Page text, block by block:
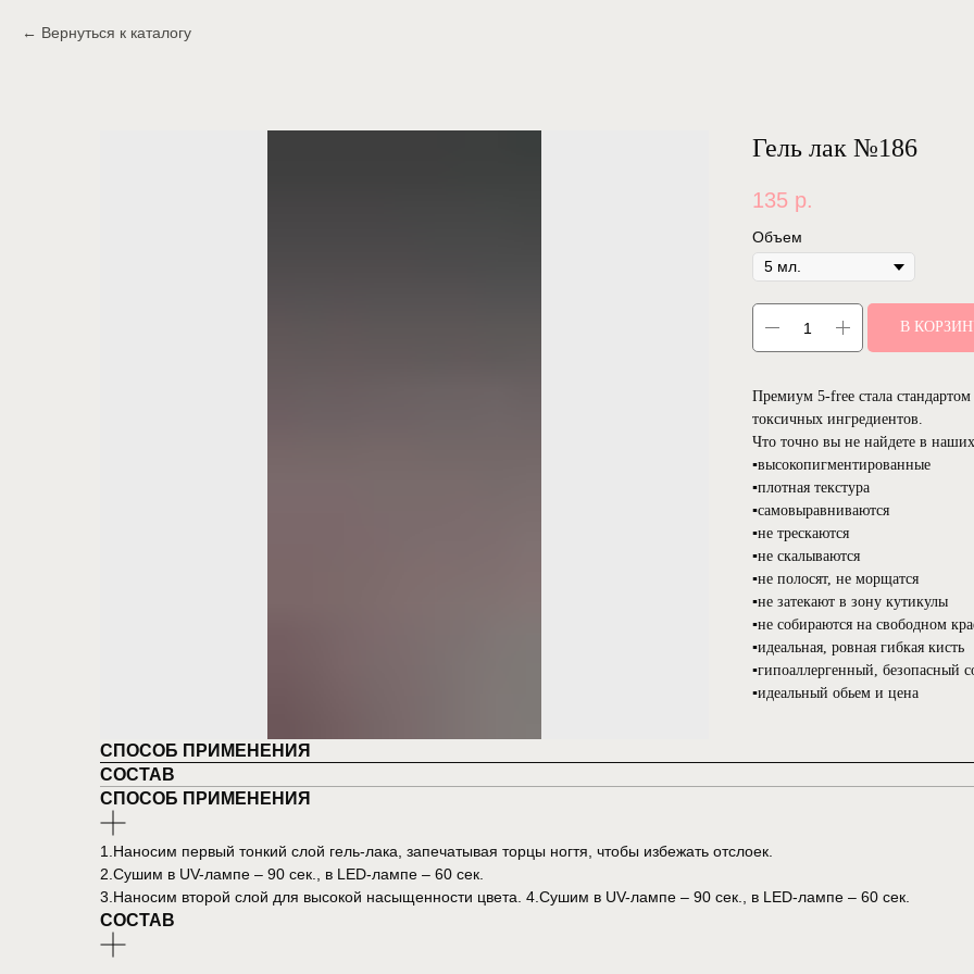
Вернуться к каталогу
Гель лак №186
135 р.
Объем
В
Премиум 5-free стала стандартом
токсичных ингредиентов.
Что точно вы не найдете в наших
▪️высокопигментированные
▪️плотная текстура
▪️самовыравниваются
▪️не трескаются
▪️не скалываются
▪️не полосят, не морщатся
▪️не затекают в зону кутикулы
▪️не собираются на свободном
▪️идеальная, ровная гибкая кисть
▪️гипоаллергенный, безопасный
▪️идеальный обьем и цена
СПОСОБ ПРИМЕНЕНИЯ
СОСТАВ
СПОСОБ ПРИМЕНЕНИЯ
1.Наносим первый тонкий слой гель-лака, запечатывая торцы ногтя, чтобы избежать отслоек.
2.Сушим в UV-лампе – 90 сек., в LED-лампе – 60 сек.
3.Наносим второй слой для высокой насыщенности цвета. 4.Сушим в UV-лампе – 90 сек., в LED-лампе – 60 сек.
СОСТАВ